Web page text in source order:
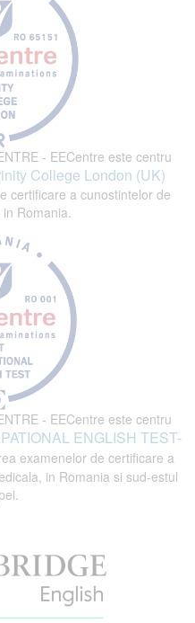
- EECentre este centru
College London (UK)
certificare a cunostintelor de
Romania.
- EECentre este centru
ENGLISH TEST-
examenelor de certificare a
in Romania si sud-estul